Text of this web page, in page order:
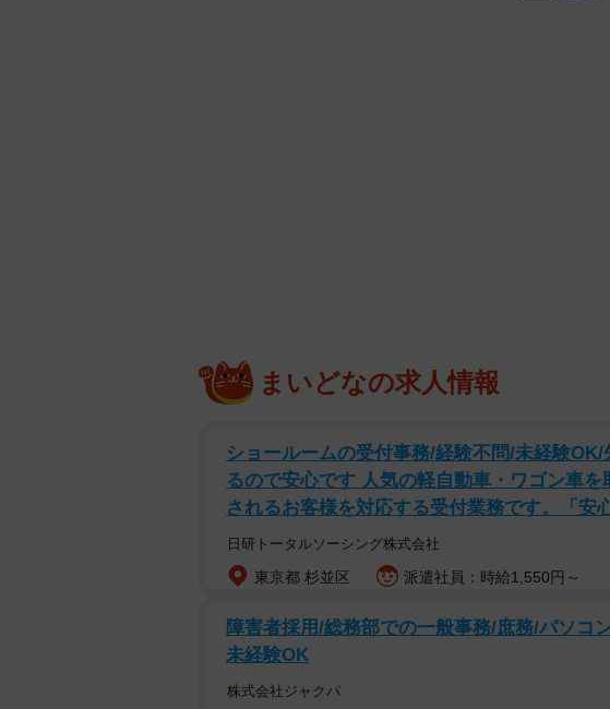
まいどなの求人情報
ショールームの受付事務/経験不問/未経験
るので安心です 人気の軽自動車・ワゴン車
されるお客様を対応する受付業務です。「安
日研トータルソーシング株式会社
東京都 杉並区 派遣社員：時給1,550円～
障害者採用/総務部での一般事務/庶務/パソコ
未経験OK
株式会社ジャクパ